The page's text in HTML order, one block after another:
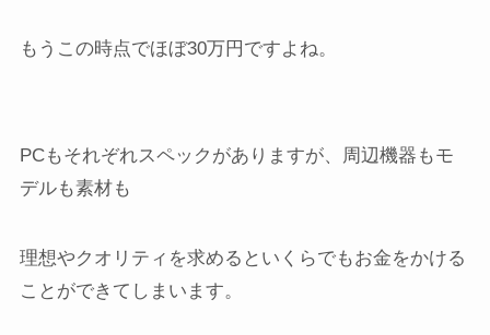
もうこの時点でほぼ30万円ですよね。
PCもそれぞれスペックがありますが、周辺機器もモ
デルも素材も
理想やクオリティを求めるといくらでもお金をかける
ことができてしまいます。